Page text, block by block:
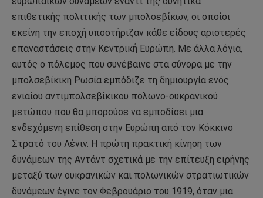
επιθετικής πολιτικής των μπολσεβίκων, οι οποίοι
εκείνη την εποχή υποστήριζαν κάθε είδους αριστερές
επαναστάσεις στην Κεντρική Ευρώπη. Με άλλα λόγια,
αυτός ο πόλεμος που συνέβαινε στα σύνορα με την
μπολσεβίκικη Ρωσία εμπόδιζε τη δημιουργία ενός
ενιαίου αντιμπολσεβίκικου πολωνο-ουκρανικού
μετώπου που θα μπορούσε να εμποδίσει μια
ενδεχόμενη επίθεση στην Ευρώπη από τον Κόκκινο
Στρατό του Λένιν. Η πρώτη πρακτική κίνηση των
δυνάμεων της Αντάντ σχετικά με την επίτευξη ειρήνης
μεταξύ των ουκρανικών και πολωνικών στρατιωτικών
δυνάμεων έγινε τον Φεβρουάριο του 1919, όταν μια